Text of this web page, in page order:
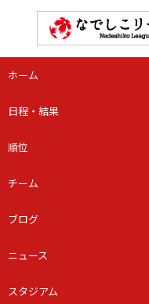
ホーム
日程・結果
順位
チーム
ブログ
ニュース
スタジアム